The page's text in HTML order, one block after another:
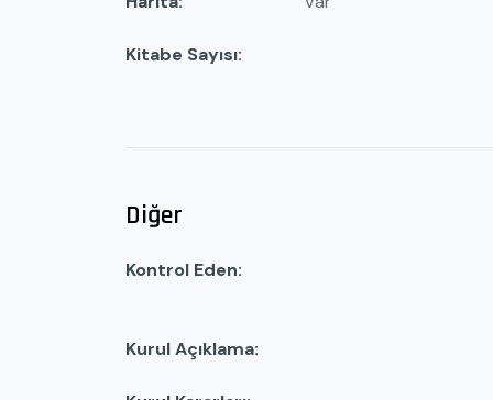
Kitabe Sayısı
Diğer
Kontrol Eden
Kurul Açıklama